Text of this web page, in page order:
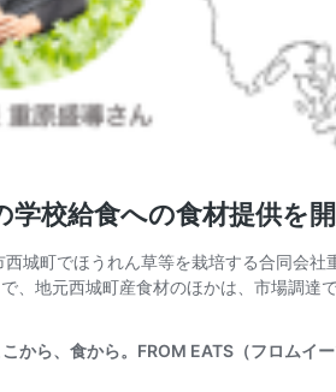
学校給食への食材提供を
西城町でほうれん草等を栽培する合同会
、地元西城町産食材のほかは、市場調
から、食から。FROM EATS（フロムイ